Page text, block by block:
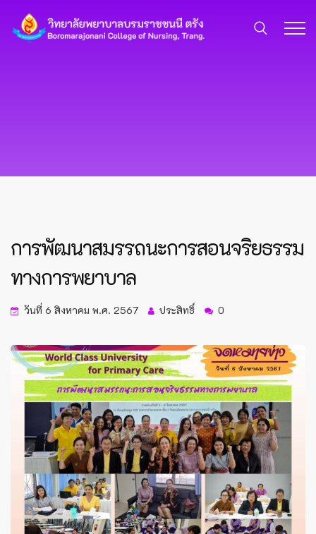
การพัฒนาสมรรถนะการสอนจริยธรรม
ทางการพยาบาล
วันที่ 6 สิงหาคม พ.ศ. 2567 ประสิทธิ์ 0